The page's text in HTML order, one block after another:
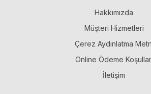
Hakkımızda
Müşteri Hizmetleri
Çerez Aydınlatma
Online Ödeme
İletişim